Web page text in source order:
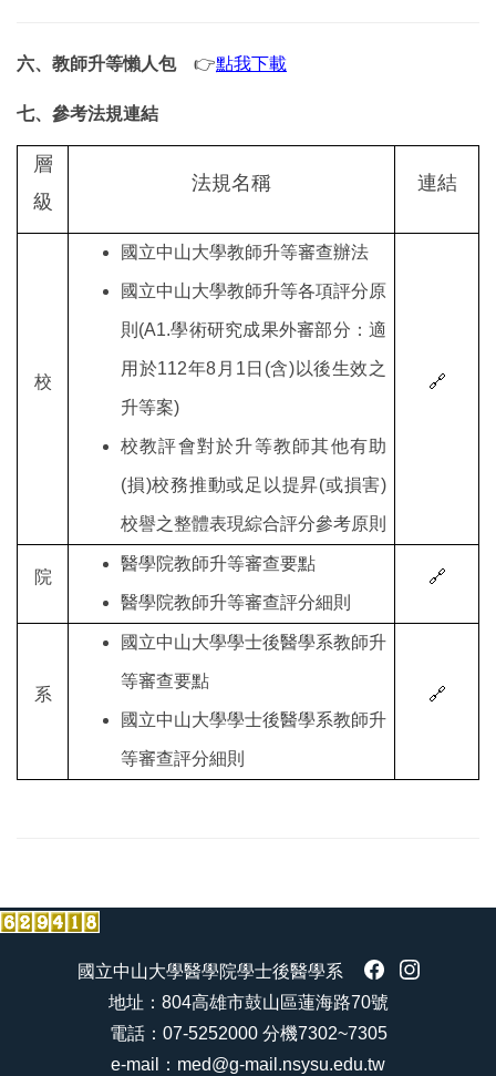
六、教師升等懶人包 👉點我下載
七、參考法規連結
層
級
法規名稱 連結
校
國立中山大學教師升等審查辦法
國立中山大學教師升等各項評分原
則(A1.學術研究成果外審部分：適
用於112年8月1日(含)以後生效之
升等案)
校教評會對於升等教師其他有助
(損)校務推動或足以提昇(或損害)
校譽之整體表現綜合評分參考原則
🔗
院
醫學院教師升等審查要點
醫學院教師升等審查評分細則
🔗
系
國立中山大學學士後醫學系教師升
等審查要點
國立中山大學學士後醫學系教師升
等審查評分細則
🔗
國立中山大學醫學院學士後醫學系
地址：804高雄市鼓山區蓮海路70號
電話：07-5252000 分機7302~7305
e-mail：med@g-mail.nsysu.edu.tw